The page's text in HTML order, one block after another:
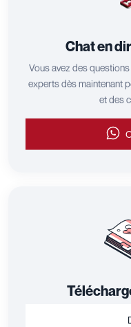
Chat en
Vous avez des
experts dès maintenant
et des